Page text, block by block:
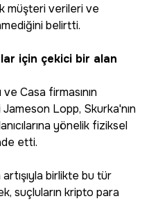
müşteri verileri ve
belirtti.
için çekici bir alan
Casa firmasının
Lopp, Skurka'nın
yönelik fiziksel
etti.
birlikte bu tür
suçluların kripto para